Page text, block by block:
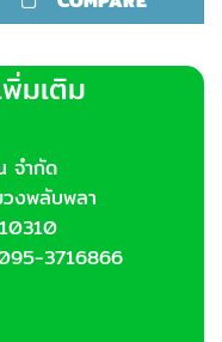
has
variants.
The
on
product
มเติม
จำกัด
งพลับพลา
3716866